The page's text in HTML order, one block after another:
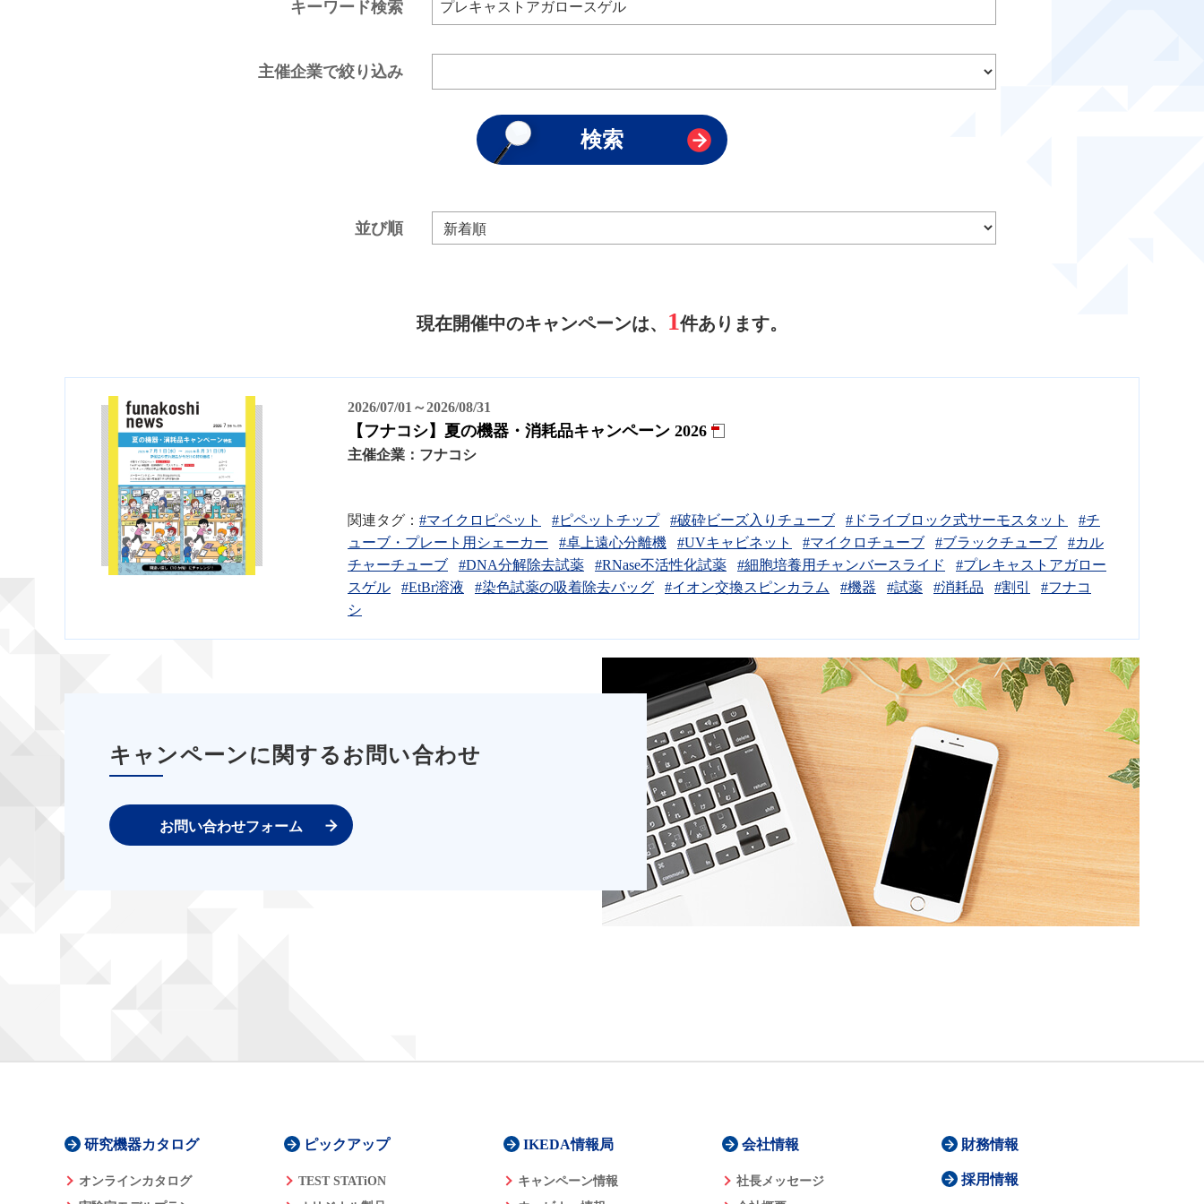
キーワード検索
主催企業で絞り込み
並び順
現在開催中のキャンペーンは、 1件あります。
2026/07/01～2026/08/31
【フナコシ】夏の機器・消耗品キャンペーン 2026
主催企業： フナコシ
関連タグ： #マイクロピペット #ピペットチップ #破砕ビーズ入りチューブ #ドライブロック式サーモスタット
#チ
ューブ・プレート用シェーカー
#卓上遠心分離機 #UVキャビネット #マイクロチューブ #ブラックチューブ
#カル
チャーチューブ
#DNA分解除去試薬 #RNase不活性化試薬 #細胞培養用チャンバースライド
#プレキャストアガロー
スゲル
#EtBr溶液 #染色試薬の吸着除去バッグ #イオン交換スピンカラム #機器 #試薬 #消耗品 #割引
#フナコ
シ
キャンペーンに関するお問い合わせ
お問い合わせフォーム
研究機器カタログ
オンラインカタログ
ピックアップ
TEST STATiON
IKEDA情報局
キャンペーン情報
会社情報
社長メッセージ
財務情報
採用情報